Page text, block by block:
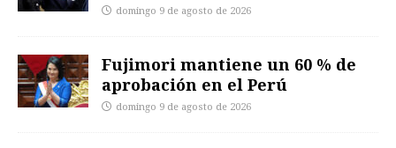
domingo 9 de agosto de 2026
Fujimori mantiene un 60 % de
aprobación en el Perú
domingo 9 de agosto de 2026